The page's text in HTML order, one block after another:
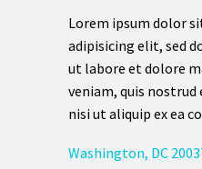
Lorem ipsum dolor
adipisicing elit, sed
ut labore et dolore
veniam, quis
nisi ut aliquip ex ea
Washington, DC